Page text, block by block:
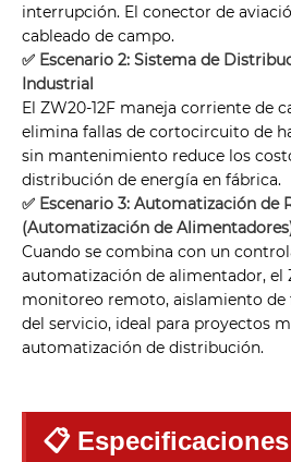
interrupción. El conector de
cableado de campo.
✅ Escenario 2: Sistema de
Industrial
El ZW20-12F maneja corriente de
elimina fallas de cortocircuito de
sin mantenimiento reduce los
distribución de energía en fábrica.
✅ Escenario 3: Automatización de
(Automatización de
Cuando se combina con un
automatización de alimentador, el
monitoreo remoto, aislamiento de
del servicio, ideal para proyectos
automatización de distribución.
📋